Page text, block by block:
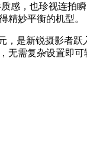
感，也珍视连拍
精妙平衡的机型。
元，是新锐摄影者
无需复杂设置即